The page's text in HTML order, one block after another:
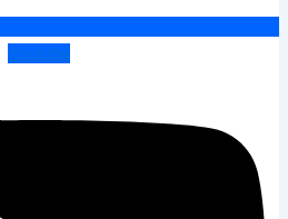
Youtube